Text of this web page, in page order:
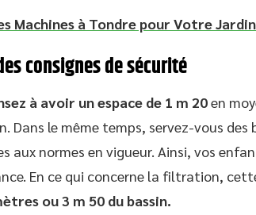
Machines à Tondre pour Votre Jardin
consignes de sécurité
à avoir un espace de 1 m 20en
Dans le même temps, servez-vous des
aux normes en vigueur. Ainsi, vos
En ce qui concerne la filtration,
ou 3 m 50 du bassin.